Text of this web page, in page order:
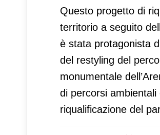
Questo progetto di
territorio a seguito
è stata protagonista
del restyling del
monumentale
di percorsi
riqualificazione del